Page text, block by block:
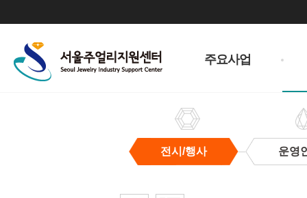
주요사업
전시/행사 운영